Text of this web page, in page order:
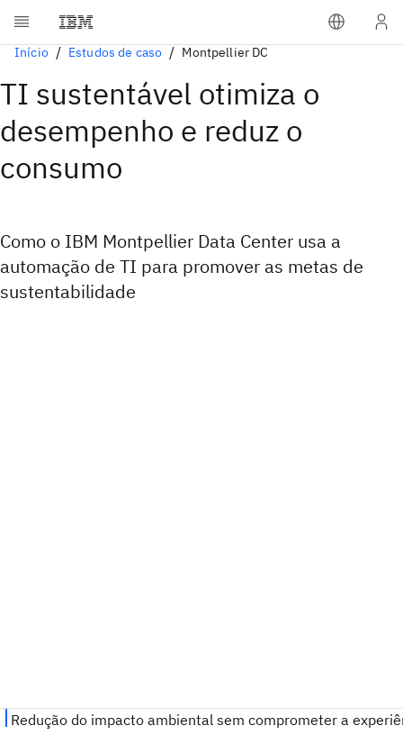
Início Estudos de caso Montpellier DC
TI sustentável otimiza o
desempenho e reduz o
consumo
Como o IBM Montpellier Data Center usa a
automação de TI para promover as metas de
sustentabilidade